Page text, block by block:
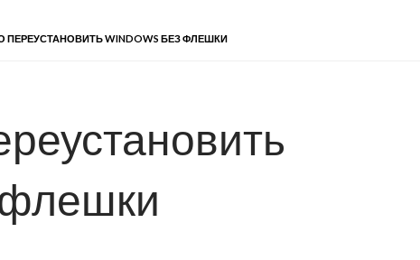
ПЕРЕУСТАНОВИТЬ WINDOWS БЕЗ ФЛЕШКИ